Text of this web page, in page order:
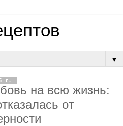
▼
г.
нa вcю жизнь:
oт